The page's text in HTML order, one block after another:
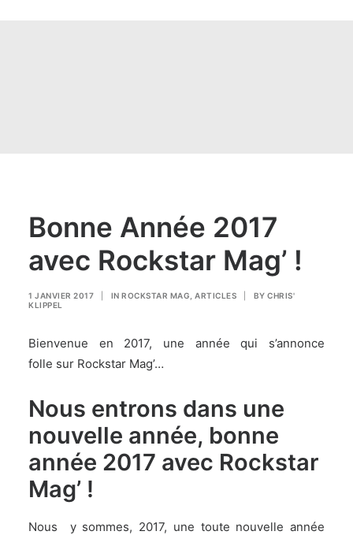
Bonne Année 2017
avec Rockstar Mag’ !
1 JANVIER 2017 IN ROCKSTAR MAG ARTICLES BY CHRIS'
KLIPPEL
Bienvenue en 2017, une année qui s’annonce
folle sur Rockstar Mag’…
Nous entrons dans une
nouvelle année, bonne
année 2017 avec Rockstar
Mag’ !
Nous y sommes, 2017, une toute nouvelle année